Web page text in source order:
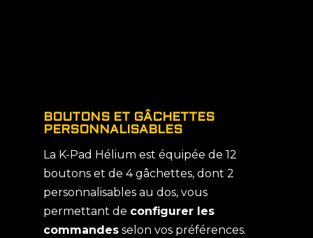
BOUTONS ET GÂCHETTES
PERSONNALISABLES
La K-Pad Hélium est équipée de 12
boutons et de 4 gâchettes, dont 2
personnalisables au dos, vous
permettant de configurer les
commandes selon vos préférences.